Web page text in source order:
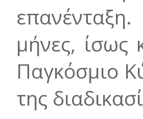
μήνες, ίσως
Παγκόσμιο
της